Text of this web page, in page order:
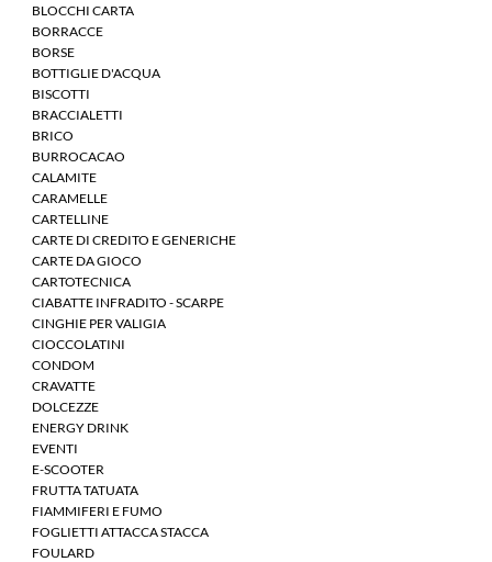
BLOCCHI CARTA
BORRACCE
BORSE
BOTTIGLIE D'ACQUA
BISCOTTI
BRACCIALETTI
BRICO
BURROCACAO
CALAMITE
CARAMELLE
CARTELLINE
CARTE DI CREDITO E GENERICHE
CARTE DA GIOCO
CARTOTECNICA
CIABATTE INFRADITO - SCARPE
CINGHIE PER VALIGIA
CIOCCOLATINI
CONDOM
CRAVATTE
DOLCEZZE
ENERGY DRINK
EVENTI
E-SCOOTER
FRUTTA TATUATA
FIAMMIFERI E FUMO
FOGLIETTI ATTACCA STACCA
FOULARD